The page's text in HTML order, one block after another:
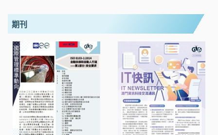
期刊